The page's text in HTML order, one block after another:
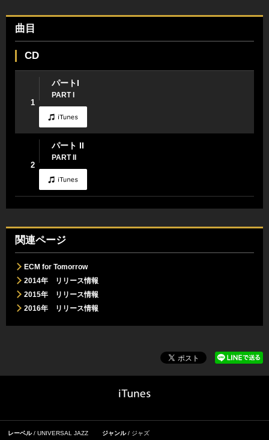
曲目
CD
1
パートI
PART I
2
パート II
PART II
関連ページ
ECM for Tomorrow
2014年 リリース情報
2015年 リリース情報
2016年 リリース情報
レーベル UNIVERSAL JAZZ ジャンル ジャズ